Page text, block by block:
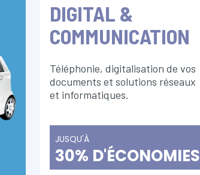
DIGITAL &
COMMUNICATION
Téléphonie, digitalisation de vos
documents et solutions réseaux
et informatiques.
JUSQU'À
30% D'ÉCONOMIES